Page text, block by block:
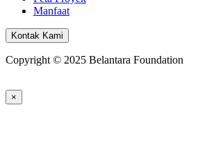
Manfaat
Kontak Kami
Copyright © 2025 Belantara Foundation
×